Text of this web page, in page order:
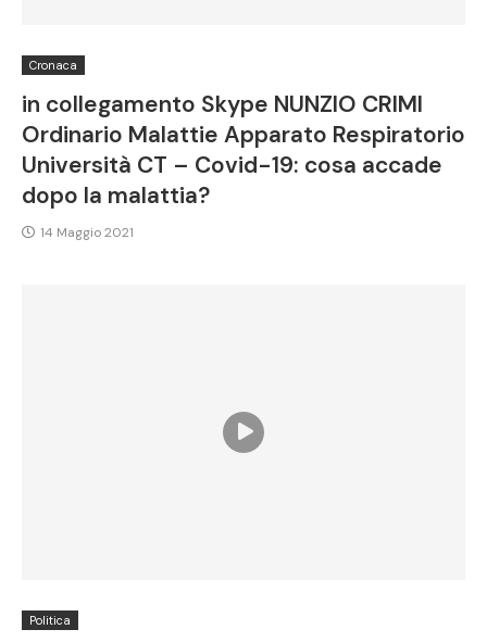
Cronaca
in collegamento Skype NUNZIO CRIMI
Ordinario Malattie Apparato Respiratorio
Università CT – Covid-19: cosa accade
dopo la malattia?
14 Maggio 2021
Politica